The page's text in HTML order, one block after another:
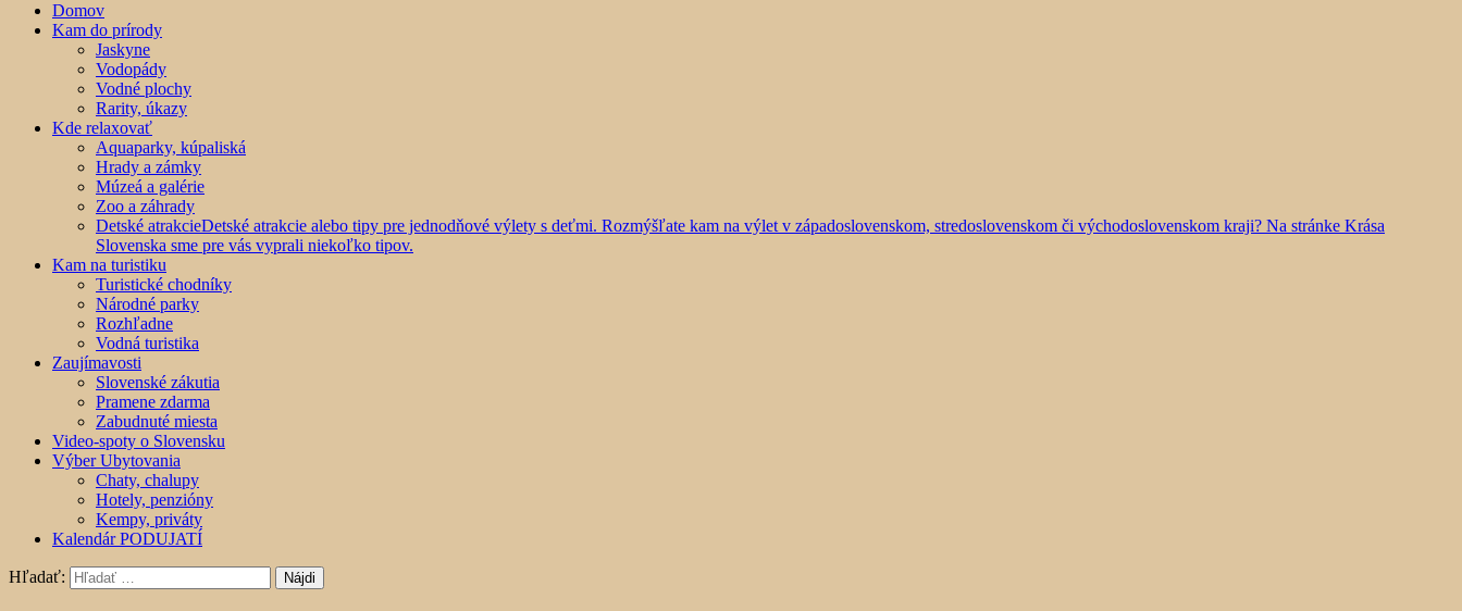
Domov
Kam do prírody
Jaskyne
Vodopády
Vodné plochy
Rarity, úkazy
Kde relaxovať
Aquaparky, kúpaliská
Hrady a zámky
Múzeá a galérie
Zoo a záhrady
Detské atrakcieDetské atrakcie alebo tipy pre jednodňové výlety s deťmi. Rozmýšľate kam na výlet v západoslovenskom, stredoslovenskom či východoslovenskom kraji? Na stránke Krása
Slovenska sme pre vás vyprali niekoľko tipov.
Kam na turistiku
Turistické chodníky
Národné parky
Rozhľadne
Vodná turistika
Zaujímavosti
Slovenské zákutia
Pramene zdarma
Zabudnuté miesta
Video-spoty o Slovensku
Výber Ubytovania
Chaty, chalupy
Hotely, penzióny
Kempy, priváty
Kalendár PODUJATÍ
Hľadať: